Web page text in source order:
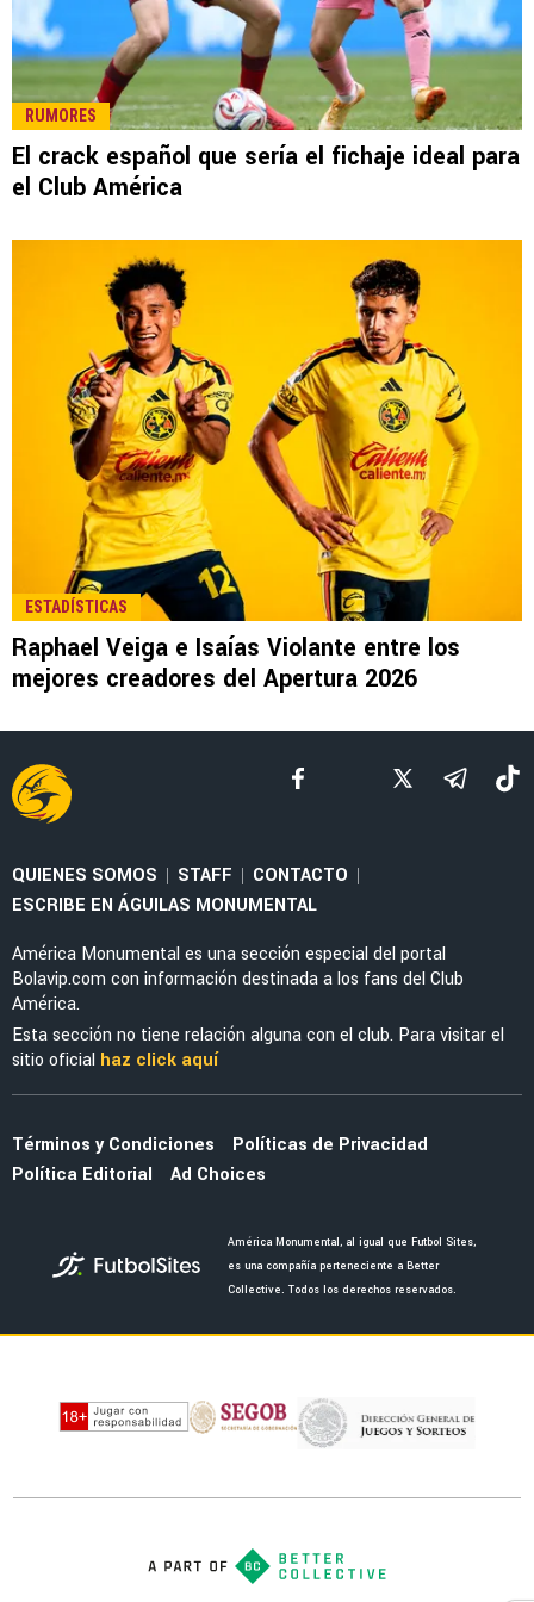
LEE TAMBIÉN
NOTICIAS
La alineación del América de Guillermo
Almada con el refuerzo Óscar Perea
La fecha en la que saldrán los uniformes del